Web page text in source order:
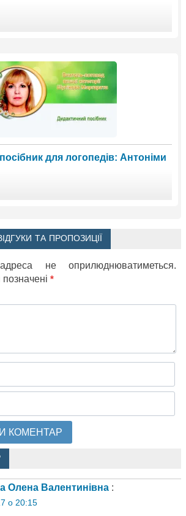
для логопедів: Антоніми
ТА ПРОПОЗИЦІЇ
не оприлюднюватиметься.
*
Олена Валентинівна :
о 20:15